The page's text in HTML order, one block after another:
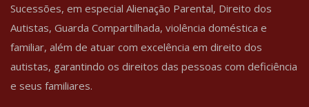
Sucessões, em especial Alienação Parental, Direito dos
Autistas, Guarda Compartilhada, violência doméstica e
familiar, além de atuar com excelência em direito dos
autistas, garantindo os direitos das pessoas com deficiência
e seus familiares.